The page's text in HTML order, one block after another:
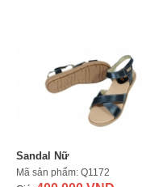
Sandal Nữ
Mã sản phẩm: Q1172